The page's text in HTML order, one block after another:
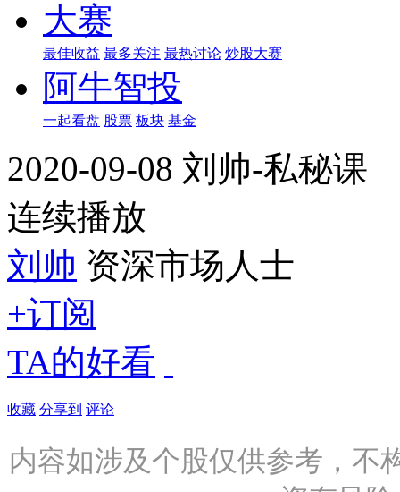
大赛
最佳收益 最多关注 最热讨论 炒股大赛
阿牛智投
一起看盘 股票 板块 基金
2020-09-08 刘帅-私秘课
连续播放
刘帅 资深市场人士
+订阅
TA的好看
收藏 分享到 评论
内容如涉及个股仅供参考，不